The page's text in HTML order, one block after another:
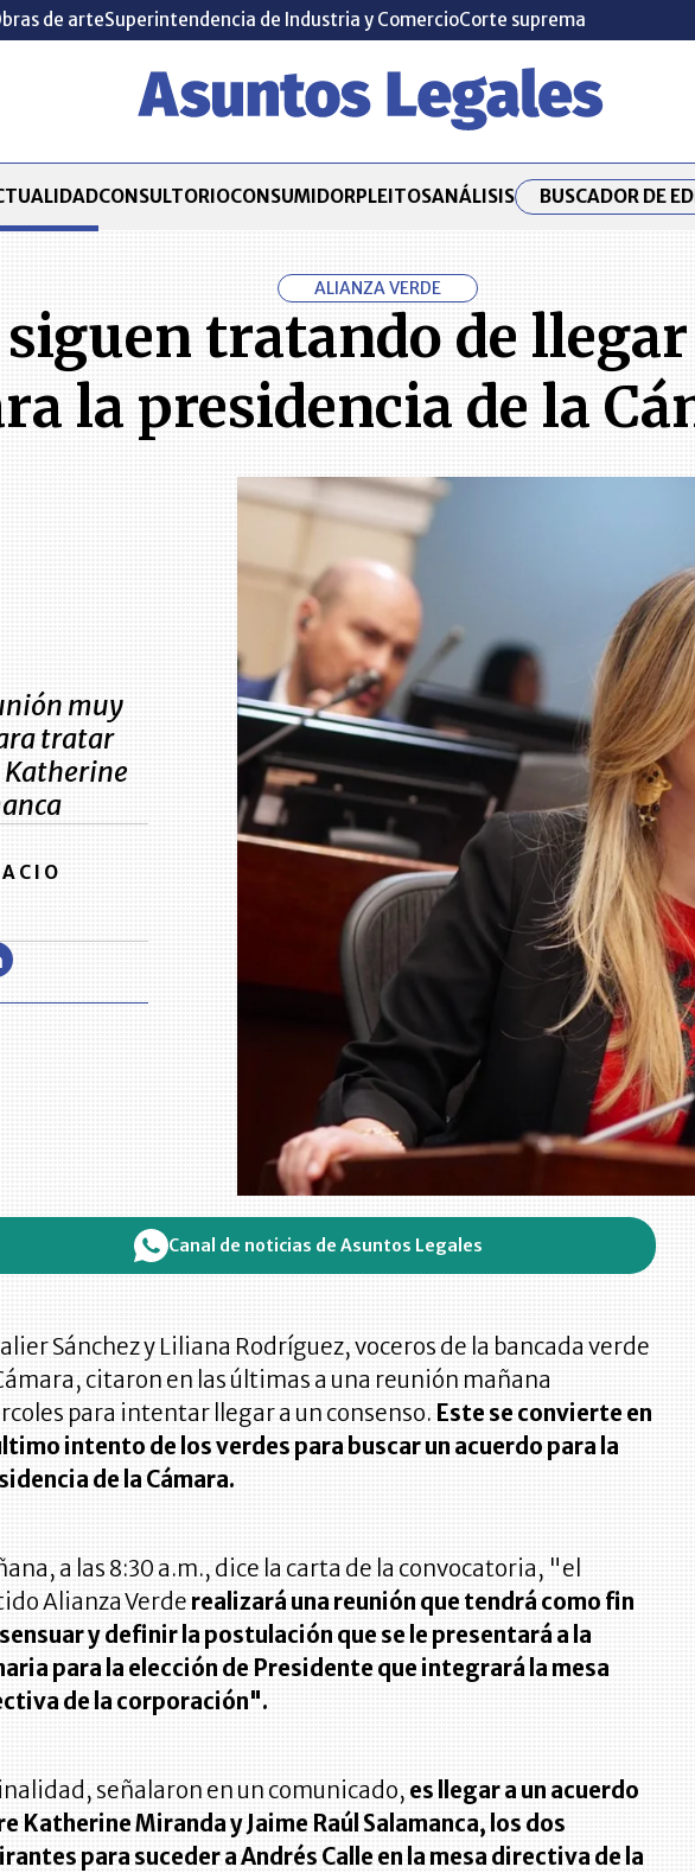
de arteSuperintendencia de Industria y ComercioCorte suprema
CONSULTORIOCONSUMIDORPLEITOSANÁLISIS BUSCADOR DE
ALIANZA VERDE
tratando de
la presidencia de la
muy
tratar
Canal de noticias de Asuntos Legales
Sánchez y Liliana Rodríguez, voceros de la bancada verde
citaron en las últimas a una reunión mañana
para intentar llegar a un consenso. Este se convierte en
intento de los verdes para buscar un acuerdo para la
de la Cámara.
a las 8:30 a.m., dice la carta de la convocatoria, "el
Alianza Verde realizará una reunión que tendrá como fin
y definir la postulación que se le presentará a la
para la elección de Presidente que integrará la mesa
de la corporación".
señalaron en un comunicado, es llegar a un acuerdo
Katherine Miranda y Jaime Raúl Salamanca, los dos
para suceder a Andrés Calle en la mesa directiva de la